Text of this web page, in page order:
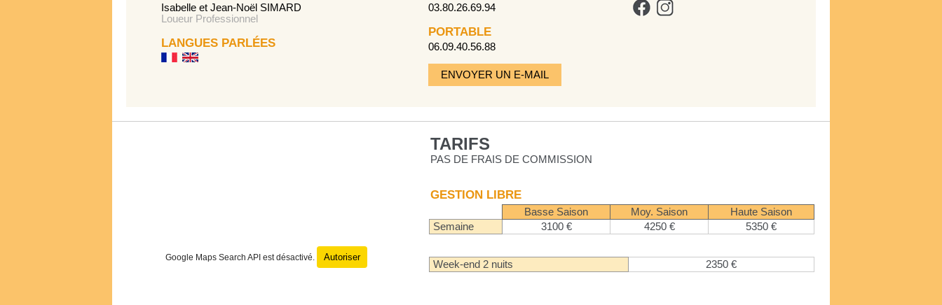
Isabelle et Jean-Noël SIMARD
Loueur Professionnel
LANGUES PARLÉES
03.80.26.69.94
PORTABLE
06.09.40.56.88
ENVOYER UN E-MAIL
Google Maps Search API est désactivé. Autoriser
TARIFS
PAS DE FRAIS DE COMMISSION
GESTION LIBRE
Basse Saison Moy. Saison
Haute Saison
Semaine
3100 € 4250 € 5350 €
Week-end 2 nuits 2350 €